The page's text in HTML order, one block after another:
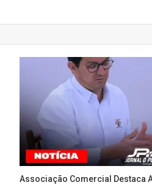
Associação Comercial Destaca